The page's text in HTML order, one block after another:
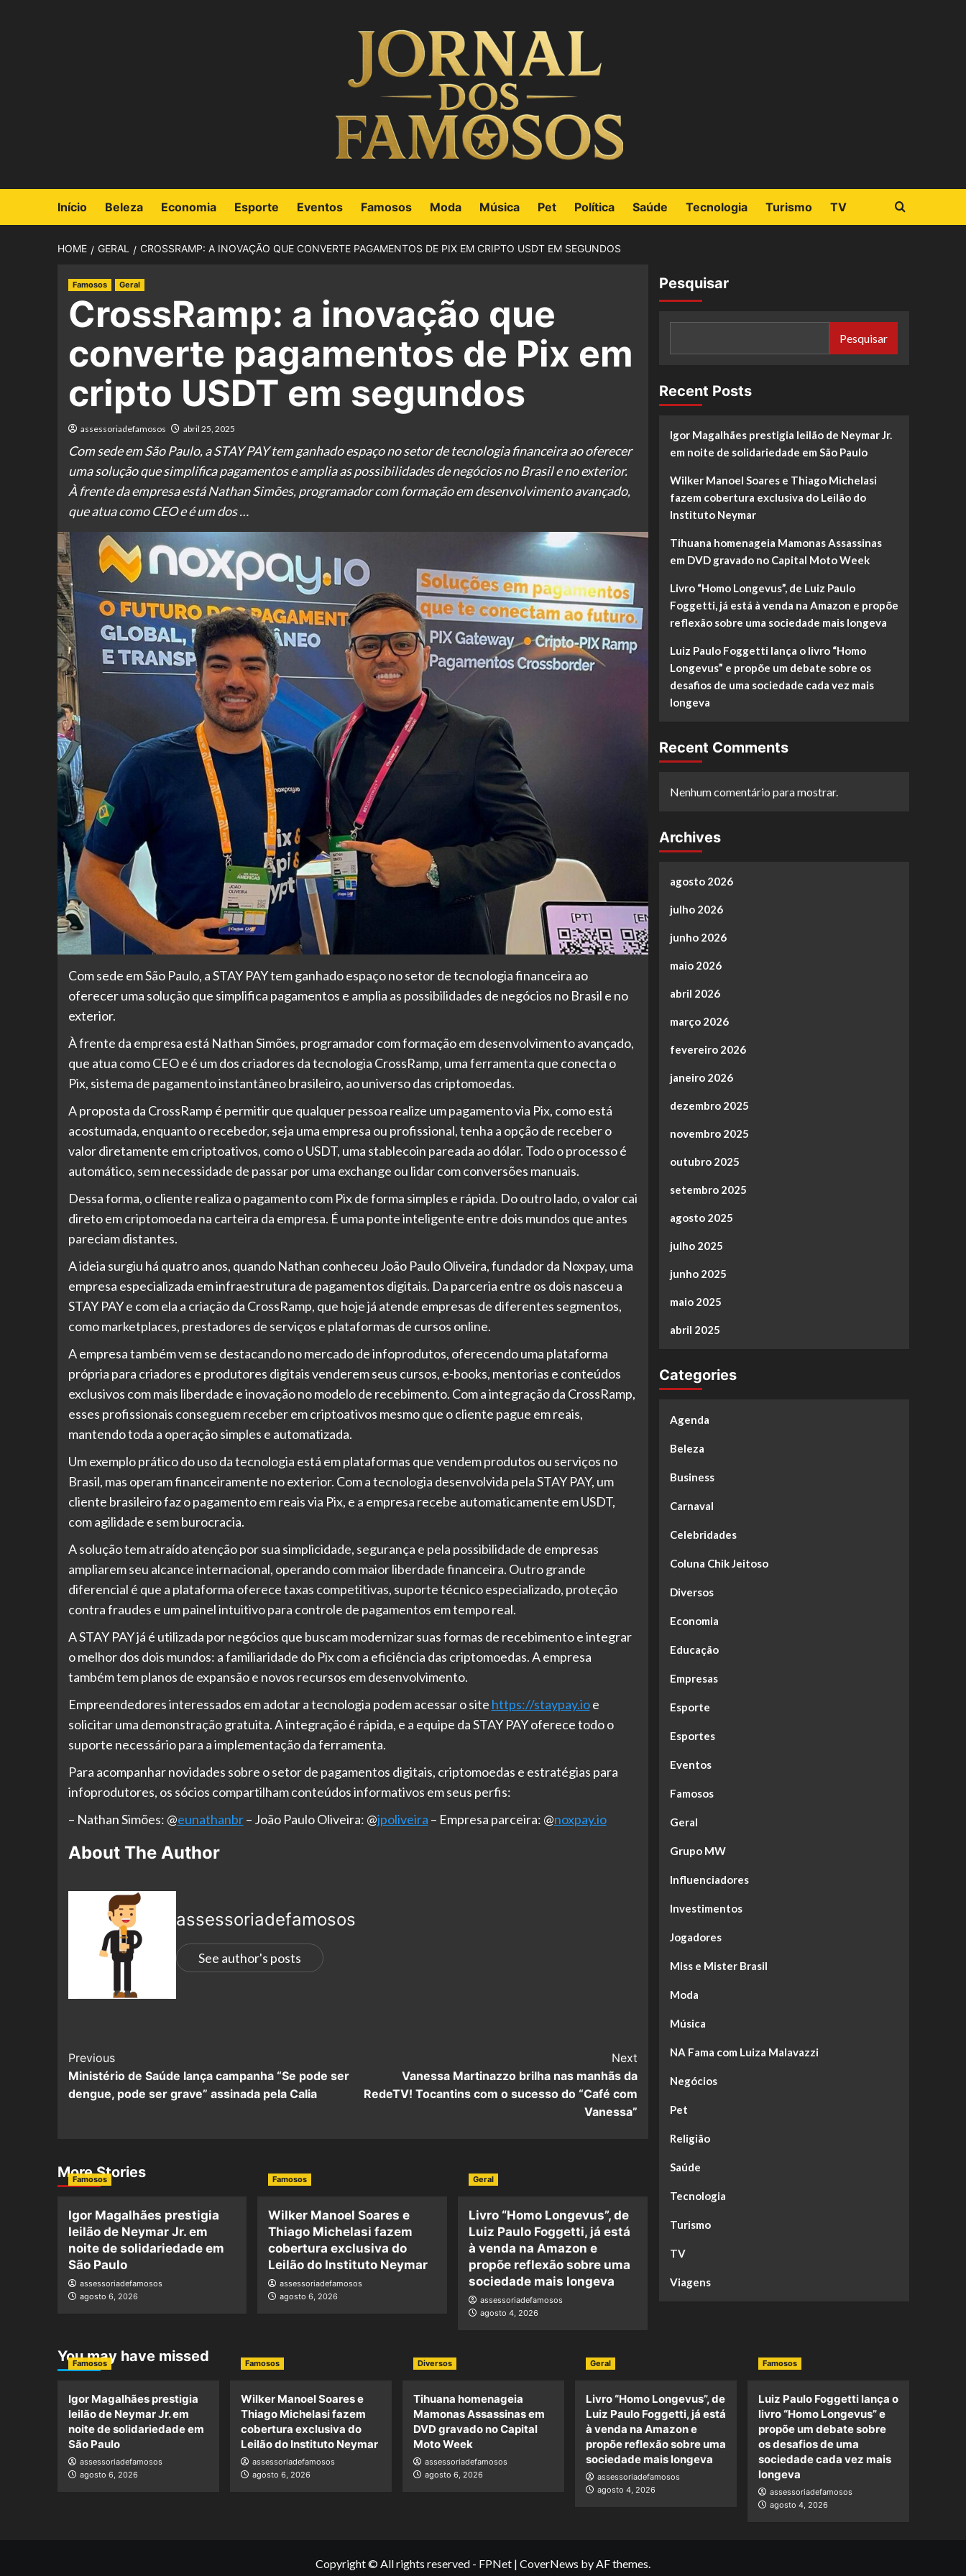
Início Beleza Economia Esporte Eventos Famosos Moda Música Pet Política Saúde Tecnologia Turismo TV
HOME GERAL CROSSRAMP: A INOVAÇÃO QUE CONVERTE PAGAMENTOS DE PIX EM CRIPTO USDT EM SEGUNDOS
Famosos Geral
CrossRamp: a inovação que
converte pagamentos de Pix em
cripto USDT em segundos
assessoriadefamosos abril 25, 2025
Com sede em São Paulo, a STAY PAY tem ganhado espaço no setor de tecnologia financeira ao oferecer
uma solução que simplifica pagamentos e amplia as possibilidades de negócios no Brasil e no exterior.
À frente da empresa está Nathan Simões, programador com formação em desenvolvimento avançado,
que atua como CEO e é um dos …
Com sede em São Paulo, a STAY PAY tem ganhado espaço no setor de tecnologia financeira ao
oferecer uma solução que simplifica pagamentos e amplia as possibilidades de negócios no Brasil e no
exterior.
À frente da empresa está Nathan Simões, programador com formação em desenvolvimento avançado,
que atua como CEO e é um dos criadores da tecnologia CrossRamp, uma ferramenta que conecta o
Pix, sistema de pagamento instantâneo brasileiro, ao universo das criptomoedas.
A proposta da CrossRamp é permitir que qualquer pessoa realize um pagamento via Pix, como está
acostumada, enquanto o recebedor, seja uma empresa ou profissional, tenha a opção de receber o
valor diretamente em criptoativos, como o USDT, uma stablecoin pareada ao dólar. Todo o processo é
automático, sem necessidade de passar por uma exchange ou lidar com conversões manuais.
Dessa forma, o cliente realiza o pagamento com Pix de forma simples e rápida. Do outro lado, o valor cai
direto em criptomoeda na carteira da empresa. É uma ponte inteligente entre dois mundos que antes
pareciam distantes.
A ideia surgiu há quatro anos, quando Nathan conheceu João Paulo Oliveira, fundador da Noxpay, uma
empresa especializada em infraestrutura de pagamentos digitais. Da parceria entre os dois nasceu a
STAY PAY e com ela a criação da CrossRamp, que hoje já atende empresas de diferentes segmentos,
como marketplaces, prestadores de serviços e plataformas de cursos online.
A empresa também vem se destacando no mercado de infoprodutos, oferecendo uma plataforma
própria para criadores e produtores digitais venderem seus cursos, e-books, mentorias e conteúdos
exclusivos com mais liberdade e inovação no modelo de recebimento. Com a integração da CrossRamp,
esses profissionais conseguem receber em criptoativos mesmo que o cliente pague em reais,
mantendo toda a operação simples e automatizada.
Um exemplo prático do uso da tecnologia está em plataformas que vendem produtos ou serviços no
Brasil, mas operam financeiramente no exterior. Com a tecnologia desenvolvida pela STAY PAY, um
cliente brasileiro faz o pagamento em reais via Pix, e a empresa recebe automaticamente em USDT,
com agilidade e sem burocracia.
A solução tem atraído atenção por sua simplicidade, segurança e pela possibilidade de empresas
ampliarem seu alcance internacional, operando com maior liberdade financeira. Outro grande
diferencial é que a plataforma oferece taxas competitivas, suporte técnico especializado, proteção
contra fraudes e um painel intuitivo para controle de pagamentos em tempo real.
A STAY PAY já é utilizada por negócios que buscam modernizar suas formas de recebimento e integrar
o melhor dos dois mundos: a familiaridade do Pix com a eficiência das criptomoedas. A empresa
também tem planos de expansão e novos recursos em desenvolvimento.
Empreendedores interessados em adotar a tecnologia podem acessar o site https://staypay.ioe
solicitar uma demonstração gratuita. A integração é rápida, e a equipe da STAY PAY oferece todo o
suporte necessário para a implementação da ferramenta.
Para acompanhar novidades sobre o setor de pagamentos digitais, criptomoedas e estratégias para
infoprodutores, os sócios compartilham conteúdos informativos em seus perfis:
– Nathan Simões: @eunathanbr– João Paulo Oliveira: @jpoliveira – Empresa parceira: @noxpay.io
About The Author
assessoriadefamosos
See author's posts
Previous
Ministério de Saúde lança campanha “Se pode ser
dengue, pode ser grave” assinada pela Calia
Next
Vanessa Martinazzo brilha nas manhãs da
RedeTV! Tocantins com o sucesso do “Café com
Vanessa”
More Stories
Famosos
Igor Magalhães prestigia
leilão de Neymar Jr. em
noite de solidariedade em
São Paulo
assessoriadefamosos
agosto 6, 2026
Famosos
Wilker Manoel Soares e
Thiago Michelasi fazem
cobertura exclusiva do
Leilão do Instituto Neymar
assessoriadefamosos
agosto 6, 2026
Geral
Livro “Homo Longevus”, de
Luiz Paulo Foggetti, já está
à venda na Amazon e
propõe reflexão sobre uma
sociedade mais longeva
assessoriadefamosos
agosto 4, 2026
Pesquisar
Pesquisar
Recent Posts
Igor Magalhães prestigia leilão de Neymar Jr.
em noite de solidariedade em São Paulo
Wilker Manoel Soares e Thiago Michelasi
fazem cobertura exclusiva do Leilão do
Instituto Neymar
Tihuana homenageia Mamonas Assassinas
em DVD gravado no Capital Moto Week
Livro “Homo Longevus”, de Luiz Paulo
Foggetti, já está à venda na Amazon e propõe
reflexão sobre uma sociedade mais longeva
Luiz Paulo Foggetti lança o livro “Homo
Longevus” e propõe um debate sobre os
desafios de uma sociedade cada vez mais
longeva
Recent Comments
Nenhum comentário para mostrar.
Archives
agosto 2026
julho 2026
junho 2026
maio 2026
abril 2026
março 2026
fevereiro 2026
janeiro 2026
dezembro 2025
novembro 2025
outubro 2025
setembro 2025
agosto 2025
julho 2025
junho 2025
maio 2025
abril 2025
Categories
Agenda
Beleza
Business
Carnaval
Celebridades
Coluna Chik Jeitoso
Diversos
Economia
Educação
Empresas
Esporte
Esportes
Eventos
Famosos
Geral
Grupo MW
Influenciadores
Investimentos
Jogadores
Miss e Mister Brasil
Moda
Música
NA Fama com Luiza Malavazzi
Negócios
Pet
Religião
Saúde
Tecnologia
Turismo
TV
Viagens
You may have missed
Famosos
Igor Magalhães prestigia
leilão de Neymar Jr. em
noite de solidariedade em
São Paulo
assessoriadefamosos
agosto 6, 2026
Famosos
Wilker Manoel Soares e
Thiago Michelasi fazem
cobertura exclusiva do
Leilão do Instituto Neymar
assessoriadefamosos
agosto 6, 2026
Diversos
Tihuana homenageia
Mamonas Assassinas em
DVD gravado no Capital
Moto Week
assessoriadefamosos
agosto 6, 2026
Geral
Livro “Homo Longevus”, de
Luiz Paulo Foggetti, já está
à venda na Amazon e
propõe reflexão sobre uma
sociedade mais longeva
assessoriadefamosos
agosto 4, 2026
Famosos
Luiz Paulo Foggetti lança o
livro “Homo Longevus” e
propõe um debate sobre
os desafios de uma
sociedade cada vez mais
longeva
assessoriadefamosos
agosto 4, 2026
Copyright © All rights reserved - FPNet | CoverNews by AF themes.